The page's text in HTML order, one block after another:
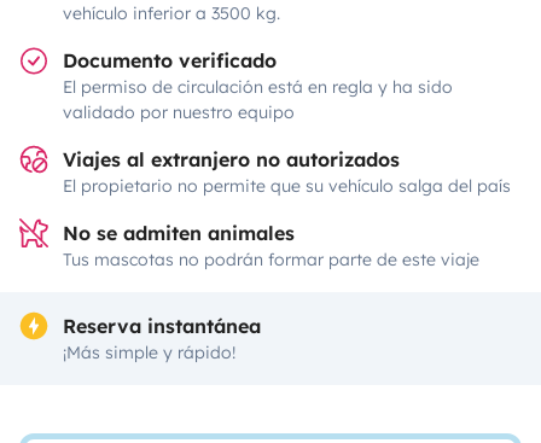
vehículo inferior a 3500 kg.
Documento verificado
El permiso de circulación está en regla y ha sido
validado por nuestro equipo
Viajes al extranjero no autorizados
El propietario no permite que su vehículo salga del país
No se admiten animales
Tus mascotas no podrán formar parte de este viaje
Reserva instantánea
¡Más simple y rápido!